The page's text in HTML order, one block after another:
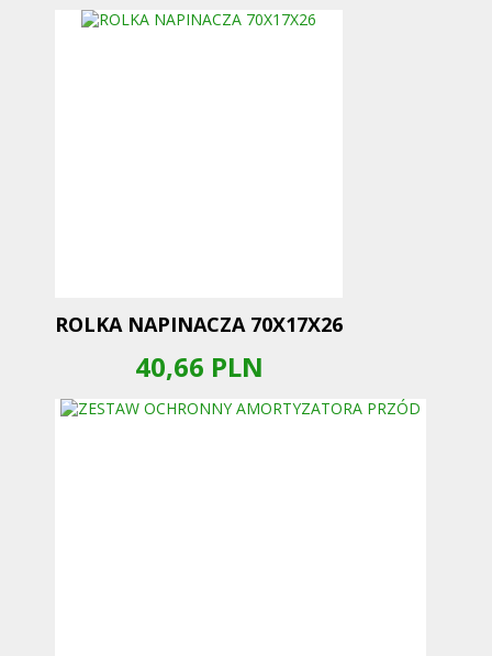
ROLKA NAPINACZA 70X17X26
40,66 PLN